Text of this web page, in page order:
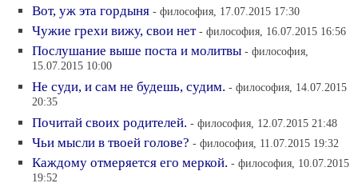
Вот, уж эта гордыня - философия, 17.07.2015 17:30
Чужие грехи вижу, свои нет - философия, 16.07.2015 16:56
Послушание выше поста и молитвы - философия,
15.07.2015 10:00
Не суди, и сам не будешь, судим. - философия, 14.07.2015
20:35
Почитай своих родителей. - философия, 12.07.2015 21:48
Чьи мысли в твоей голове? - философия, 11.07.2015 19:32
Каждому отмеряется его меркой. - философия, 10.07.2015
19:52